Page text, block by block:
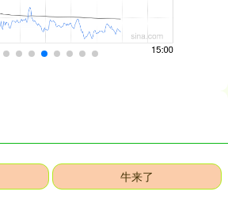
牛来了